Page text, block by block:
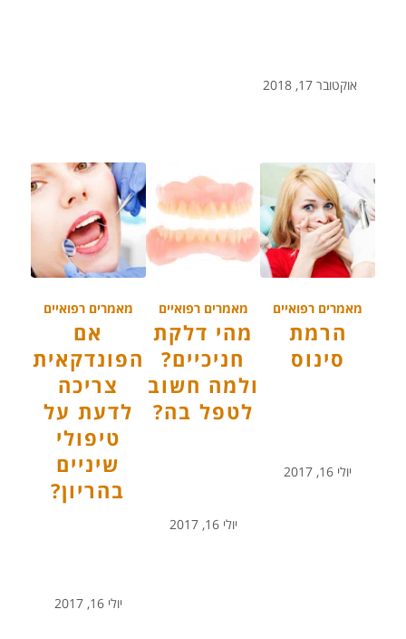
אוקטובר 17, 2018
מאמרים רפואיים
הרמת
סינוס
יולי 16, 2017
מאמרים רפואיים
מהי דלקת
חניכיים?
ולמה חשוב
לטפל בה?
יולי 16, 2017
מאמרים רפואיים
אם
הפונדקאית
צריכה
לדעת על
טיפולי
שיניים
בהריון?
יולי 16, 2017